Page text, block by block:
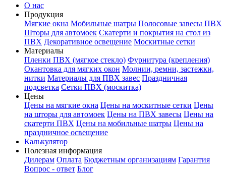
О нас
Продукция
Мягкие окна Мобильные шатры Полосовые завесы ПВХ
Шторы для автомоек Скатерти и покрытия на стол из
ПВХ Декоративное освещение Москитные сетки
Материалы
Пленки ПВХ (мягкое стекло) Фурнитура (крепления)
Окантовка для мягких окон Молнии, ремни, застежки,
нитки Материалы для ПВХ завес Праздничная
подсветка Сетки ПВХ (москитка)
Цены
Цены на мягкие окна Цены на москитные сетки Цены
на шторы для автомоек Цены на ПВХ завесы Цены на
скатерти ПВХ Цены на мобильные шатры Цены на
праздничное освещение
Калькулятор
Полезная информация
Дилерам Оплата Бюджетным организациям Гарантия
Вопрос - ответ Блог